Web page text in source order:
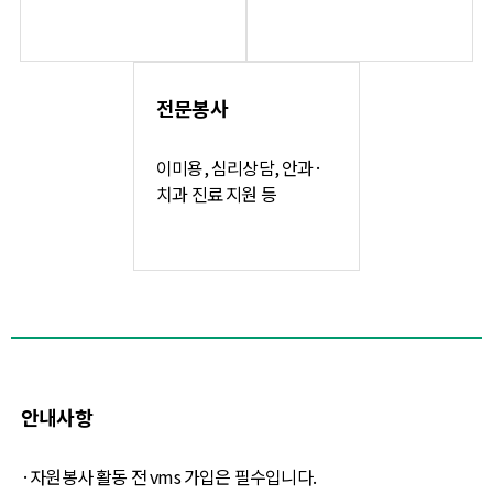
전문봉사
이미용, 심리상담, 안과·
치과 진료 지원 등
안내사항
·자원봉사 활동 전 vms 가입은 필수입니다.